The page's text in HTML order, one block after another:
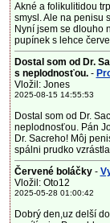
Akné a folikulitidou
smysl. Ale na penisu
Nyní jsem se dlouho
pupínek s lehce
Dostal som od Dr.
s neplodnosťou.-
Vložil: Jones
2025-08-15 14:55:53
Dostal som od Dr.
neplodnosťou. Pán
Dr. Sacreho! Môj
spálni prudko
Červené boláčky -
Vložil: Oto12
2025-05-28 01:00:42
Dobrý den,uz delší